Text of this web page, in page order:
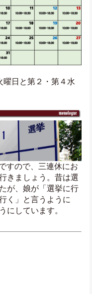
曜日と第２・第４水
すので、三連休にお
きましょう。昔は選
が、娘が「選挙に行
く」と言うように
にしています。